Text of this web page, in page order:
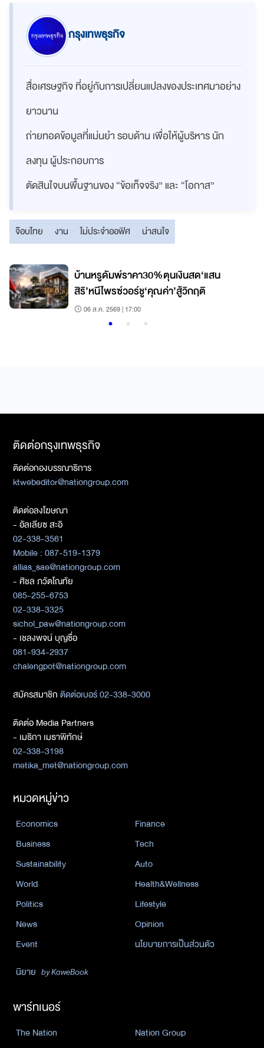
กรุงเทพธุรกิจ
สื่อเศรษฐกิจ ที่อยู่กับการเปลี่ยนแปลงของประเทศมาอย่าง
ยาวนาน
ถ่ายทอดข้อมูลที่แม่นยำ รอบด้าน เพื่อให้ผู้บริหาร นัก
ลงทุน ผู้ประกอบการ
ตัดสินใจบนพื้นฐานของ “ข้อเท็จจริง” และ “โอกาส”
จ๊อบไทย งาน ไม่ประจำออฟิศ น่าสนใจ
บ้านหรูดัมพ์ราคา30%ตุนเงินสด‘แสน
สิริ’หนีไพรซ์วอร์ชู‘คุณค่า’สู้วิกฤติ
06 ส.ค. 2569 | 17:00
ติดต่อกรุงเทพธุรกิจ
ติดต่อกองบรรณาธิการ
ktwebeditor@nationgroup.com
ติดต่อลงโฆษณา
- อัลเลียซ สะอิ
02-338-3561
Mobile : 087-519-1379
allias_sae@nationgroup.com
- ศิชล ภวัตโณทัย
085-255-6753
02-338-3325
sichol_paw@nationgroup.com
- เชลงพจน์ บุญซื่อ
081-934-2937
chalengpot@nationgroup.com
สมัครสมาชิกติดต่อเบอร์ 02-338-3000
ติดต่อ Media Partners
- เมธิกา เมธาพิทักษ์
02-338-3198
metika_met@nationgroup.com
หมวดหมู่ข่าว
Economics
Finance
Business
Tech
Sustainability
Auto
World
Health&Wellness
Politics
Lifestyle
News
Opinion
Event
นโยบายการเป็นส่วนตัว
นิยาย by KaweBook
พาร์ทเนอร์
The Nation
Nation Group